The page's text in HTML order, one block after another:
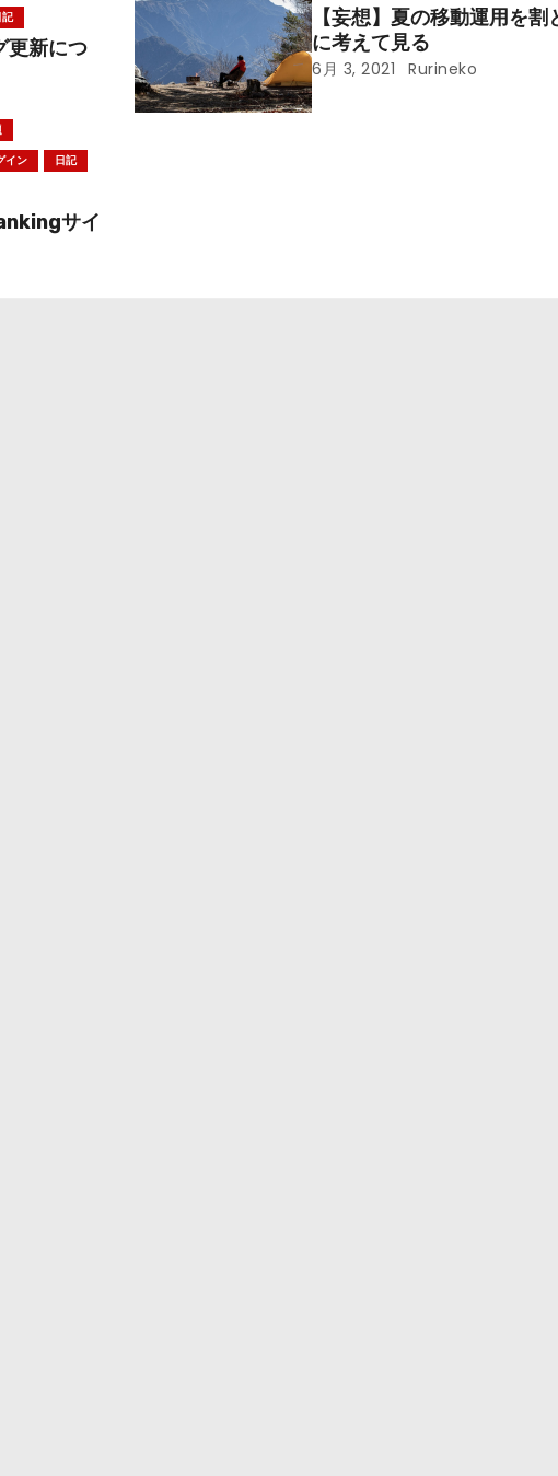
記
更新につ
【妄想】夏の移動運用を割
に考えて見る
6月 3, 2021 Rurineko
イン
日記
サイ